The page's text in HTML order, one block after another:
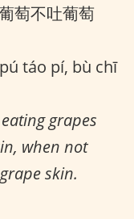
萄不吐葡萄
táo pí, bù chī
grapes
when not
skin.